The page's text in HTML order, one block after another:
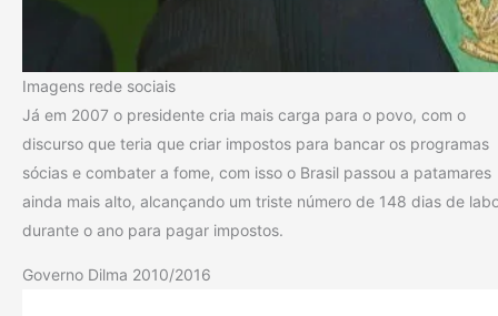
Imagens rede sociais
Já em 2007 o presidente cria mais carga para o povo, com o
discurso que teria que criar impostos para bancar os programas
sócias e combater a fome, com isso o Brasil passou a patamares
ainda mais alto, alcançando um triste número de 148 dias de
durante o ano para pagar impostos.
Governo Dilma 2010/2016